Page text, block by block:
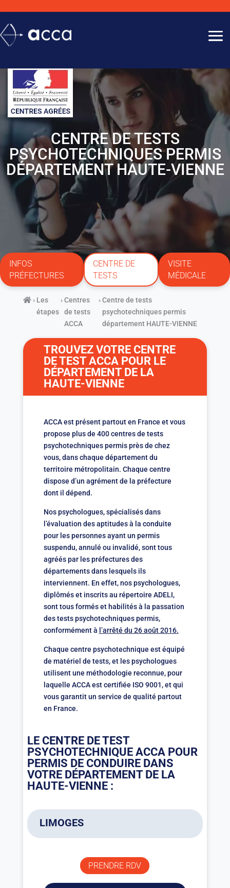
CENTRE DE TESTS
PSYCHOTECHNIQUES PERMIS
DÉPARTEMENT HAUTE-VIENNE
INFOS
PRÉFECTURES
CENTRE DE
TESTS
VISITE
MÉDICALE
› Les
étapes
›Centres
de tests
ACCA
›Centre de tests
psychotechniques permis
département HAUTE-VIENNE
TROUVEZ VOTRE CENTRE
DE TEST ACCA POUR LE
DÉPARTEMENT DE LA
HAUTE-VIENNE
ACCA est présent partout en France et vous
propose plus de 400 centres de tests
psychotechniques permis près de chez
vous, dans chaque département du
territoire métropolitain. Chaque centre
dispose d’un agrément de la préfecture
dont il dépend.
Nos psychologues, spécialisés dans
l’évaluation des aptitudes à la conduite
pour les personnes ayant un permis
suspendu, annulé ou invalidé, sont tous
agréés par les préfectures des
départements dans lesquels ils
interviennent. En effet, nos psychologues,
diplômés et inscrits au répertoire ADELI,
sont tous formés et habilités à la passation
des tests psychotechniques permis,
conformément à l’arrêté du 26 août 2016.
Chaque centre psychotechnique est équipé
de matériel de tests, et les psychologues
utilisent une méthodologie reconnue, pour
laquelle ACCA est certifiée ISO 9001, et qui
vous garantit un service de qualité partout
en France.
LE CENTRE DE TEST
PSYCHOTECHNIQUE ACCA POUR
PERMIS DE CONDUIRE DANS
VOTRE DÉPARTEMENT DE LA
HAUTE-VIENNE :
LIMOGES
04 74 02 31 61
18 place Winston Churchill
PRENDRE RDV